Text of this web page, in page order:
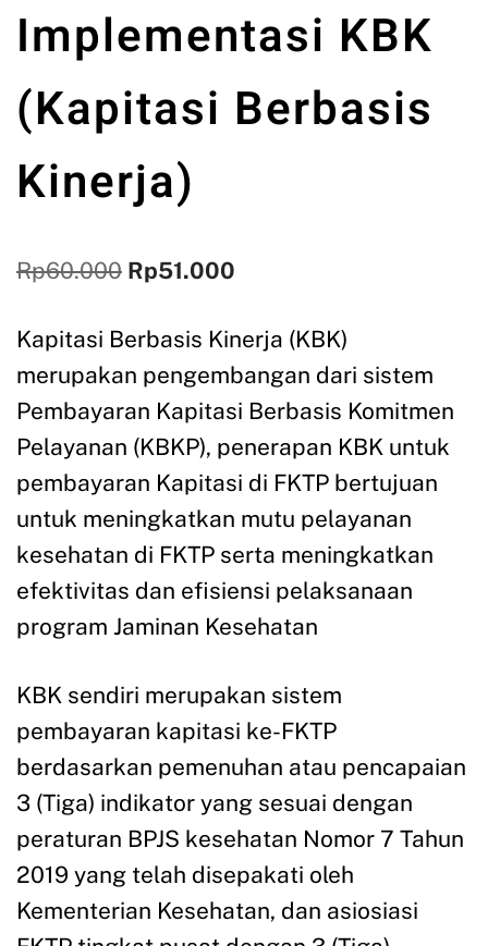
Implementasi KBK
(Kapitasi Berbasis
Kinerja)
Rp60.000 Rp51.000
Kapitasi Berbasis Kinerja (KBK)
merupakan pengembangan dari sistem
Pembayaran Kapitasi Berbasis Komitmen
Pelayanan (KBKP), penerapan KBK untuk
pembayaran Kapitasi di FKTP bertujuan
untuk meningkatkan mutu pelayanan
kesehatan di FKTP serta meningkatkan
efektivitas dan efisiensi pelaksanaan
program Jaminan Kesehatan
KBK sendiri merupakan sistem
pembayaran kapitasi ke-FKTP
berdasarkan pemenuhan atau pencapaian
3 (Tiga) indikator yang sesuai dengan
peraturan BPJS kesehatan Nomor 7 Tahun
2019 yang telah disepakati oleh
Kementerian Kesehatan, dan asiosiasi